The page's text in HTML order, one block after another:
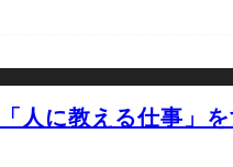
人に教える仕事」